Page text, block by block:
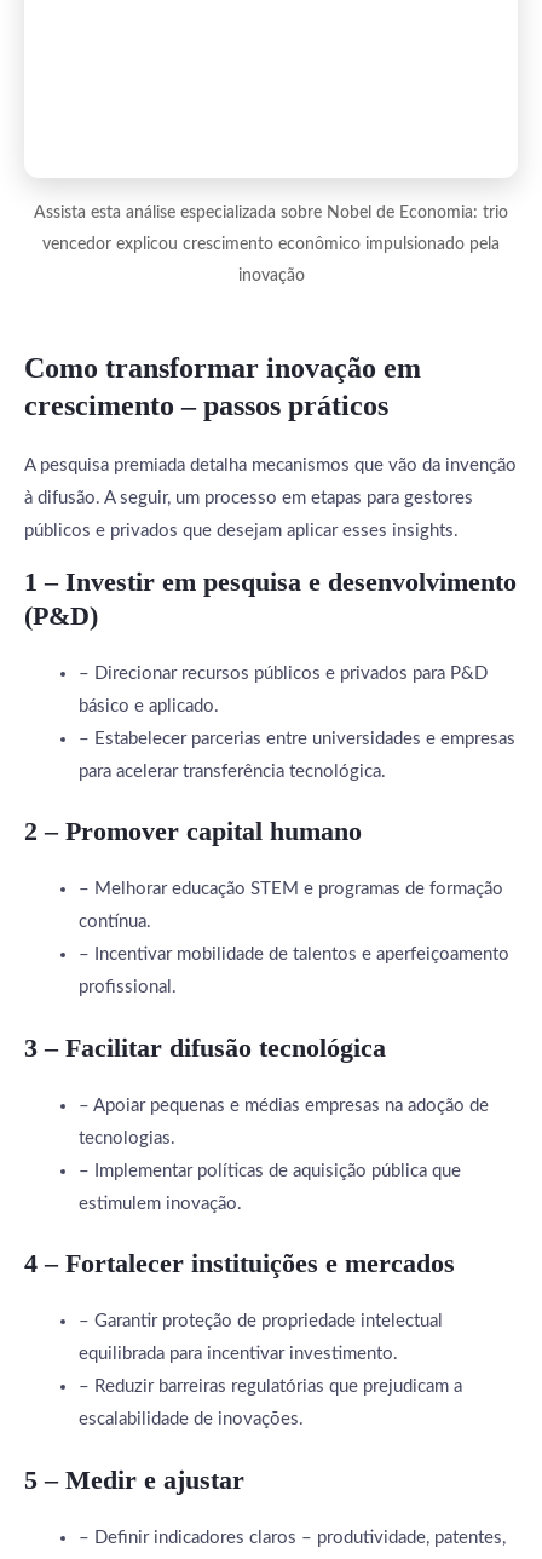
Assista esta análise especializada sobre Nobel de Economia: trio
vencedor explicou crescimento econômico impulsionado pela
inovação
Como transformar inovação em
crescimento – passos práticos
A pesquisa premiada detalha mecanismos que vão da invenção
à difusão. A seguir, um processo em etapas para gestores
públicos e privados que desejam aplicar esses insights.
1 – Investir em pesquisa e desenvolvimento
(P&D)
– Direcionar recursos públicos e privados para P&D
básico e aplicado.
– Estabelecer parcerias entre universidades e empresas
para acelerar transferência tecnológica.
2 – Promover capital humano
– Melhorar educação STEM e programas de formação
contínua.
– Incentivar mobilidade de talentos e aperfeiçoamento
profissional.
3 – Facilitar difusão tecnológica
– Apoiar pequenas e médias empresas na adoção de
tecnologias.
– Implementar políticas de aquisição pública que
estimulem inovação.
4 – Fortalecer instituições e mercados
– Garantir proteção de propriedade intelectual
equilibrada para incentivar investimento.
– Reduzir barreiras regulatórias que prejudicam a
escalabilidade de inovações.
5 – Medir e ajustar
– Definir indicadores claros – produtividade, patentes,